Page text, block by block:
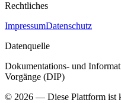
Rechtliches
ImpressumDatenschutz
Datenquelle
Dokumentations- und
Vorgänge (DIP)
© 2026 — Diese Plattform ist